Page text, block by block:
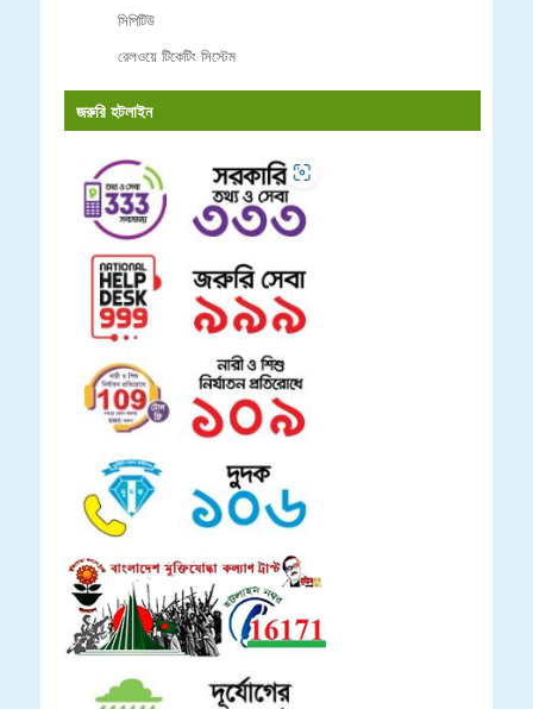
সিপিটিউ
রেলওয়ে টিকেটিং সিস্টেম
জরুরি হটলাইন